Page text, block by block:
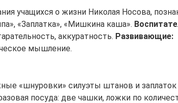
учащихся о жизни Николая Носова,
«Заплатка», «Мишкина каша».
аккуратность. Развивающие:
мышление.
«шнуровки» силуэты штанов и заплаток
посуда: две чашки, ложки по